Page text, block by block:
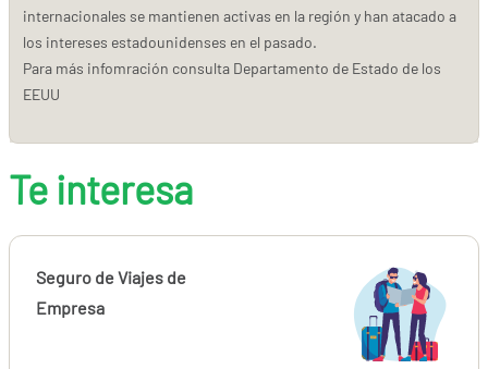
internacionales se mantienen activas en la región y han atacado a
los intereses estadounidenses en el pasado.
Para más infomración consulta Departamento de Estado de los
EEUU
Te interesa
Seguro de Viajes de
Empresa